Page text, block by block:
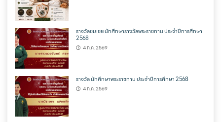
รางวัลชมเชย นักศึกษารางวัลพระราชทาน ประจำปีการศึกษา
2568
4 ก.ค. 2569
รางวัล นักศึกษาพระราชทาน ประจำปีการศึกษา 2568
4 ก.ค. 2569